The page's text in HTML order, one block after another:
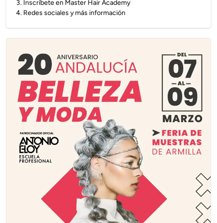
3. Inscríbete en Master Hair Academy
4. Redes sociales y más información